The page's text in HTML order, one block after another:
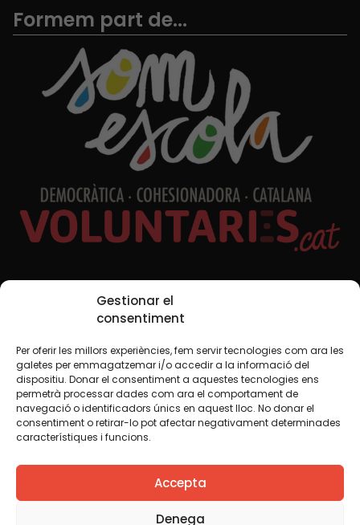
Gestionar el
consentiment
Per oferir les millors experiències, fem servir tecnologies com ara les
galetes per emmagatzemar i/o accedir a la informació del
dispositiu. Donar el consentiment a aquestes tecnologies ens
permetrà processar dades com ara el comportament de
navegació o identificadors únics en aquest lloc. No donar el
consentiment o retirar-lo pot afectar negativament determinades
característiques i funcions.
Accepta
Denega
Formem part de...
Xarxes Socials
TWT YTB IG FB IN
Avís legalPolítica de cookies
Creiem que el coneixement s’ha de compartir. Per això
fem servir una llicència Creative Commons, llevat que en
algun material indiquem el contrari. Us animem a copiar,
redistribuir, remesclar o transformar i crear els continguts